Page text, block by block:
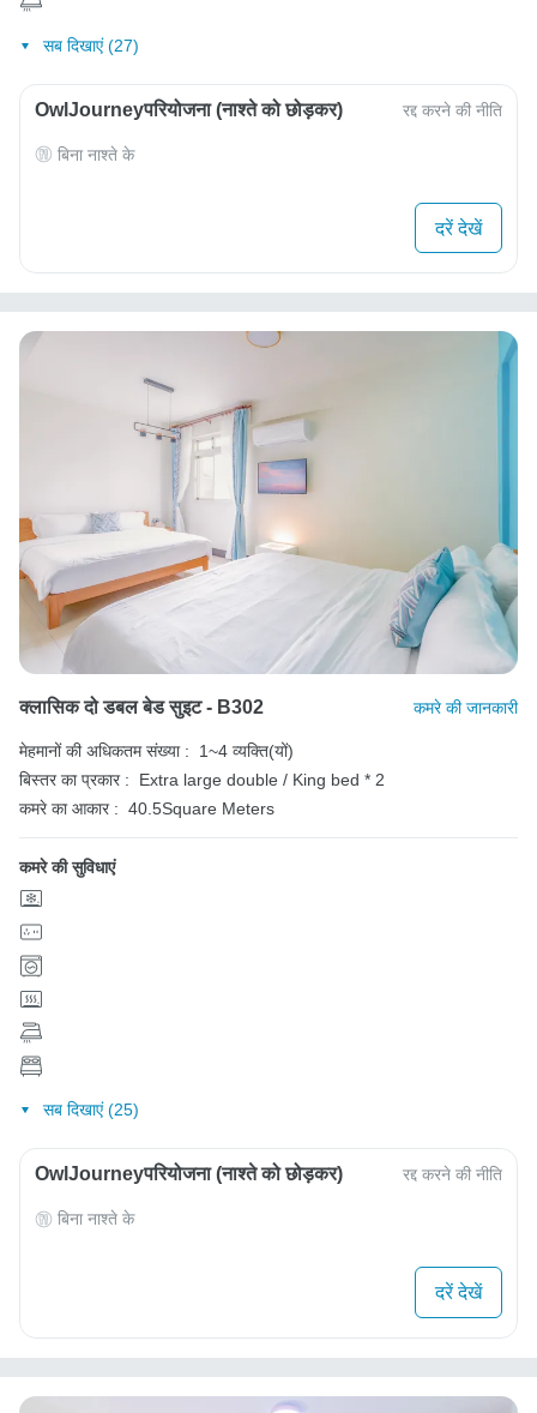
सब दिखाएं (27)
OwlJourneyपरियोजना (नाश्ते को छोड़कर) रद्द करने की नीति
बिना नाश्ते के
दरें देखें
क्लासिक दो डबल बेड सुइट - B302 कमरे की जानकारी
मेहमानों की अधिकतम संख्या :
1~4 व्यक्ति(यों)
बिस्तर का प्रकार :
Extra large double / King bed * 2
कमरे का आकार : 40.5Square Meters
कमरे की सुविधाएं
सब दिखाएं (25)
OwlJourneyपरियोजना (नाश्ते को छोड़कर) रद्द करने की नीति
बिना नाश्ते के
दरें देखें